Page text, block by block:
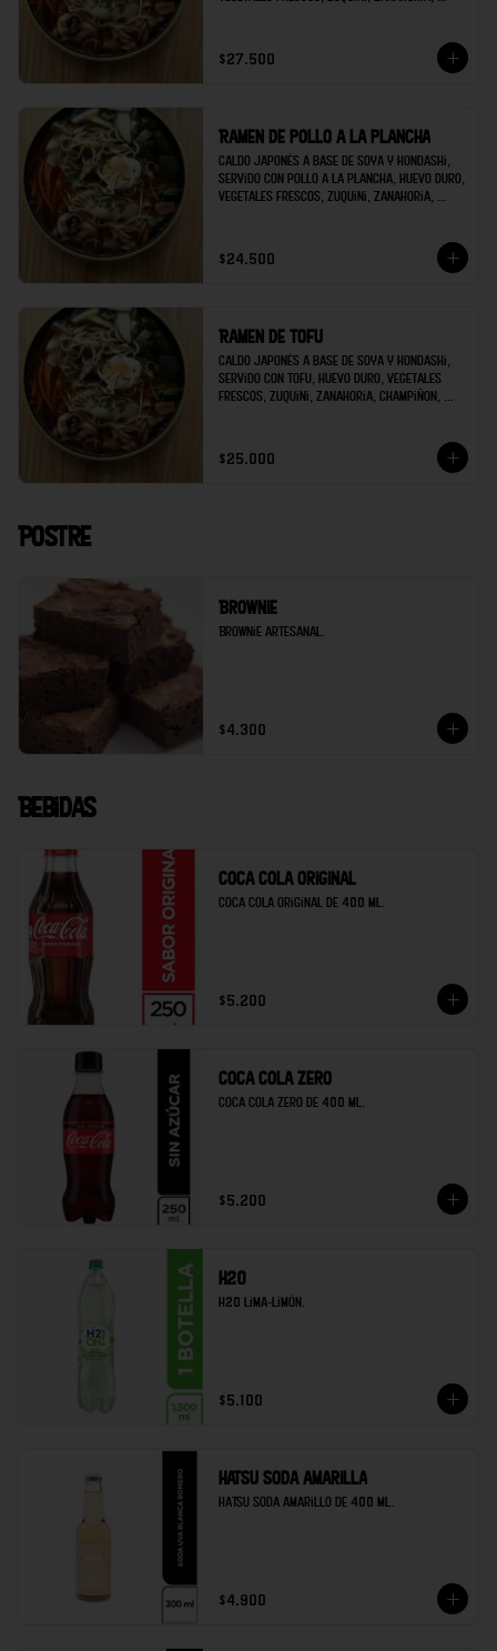
$27.500
Ramen de pollo a la plancha
Caldo japonés a base de soya y hondashi,
servido con pollo a la plancha, huevo duro,
vegetales frescos, zuquini, zanahoria,
$24.500
Ramen de tofu
Caldo japonés a base de soya y hondashi,
servido con tofu, huevo duro, vegetales
frescos, zuquini, zanahoria, champiñon,
$25.000
Postre
Brownie
Brownie artesanal.
$4.300
Bebidas
Coca cola original
Coca cola original de 400 ml.
$5.200
Coca cola zero
Coca cola zero de 400 ml.
$5.200
H20
H20 lima-limón.
$5.100
Hatsu soda amarilla
Hatsu soda amarillo de 400 ml.
$4.900